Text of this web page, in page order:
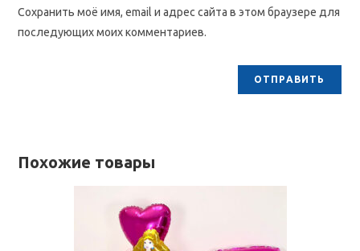
Сохранить моё имя, email и адрес сайта в этом браузере для
последующих моих комментариев.
Похожие товары